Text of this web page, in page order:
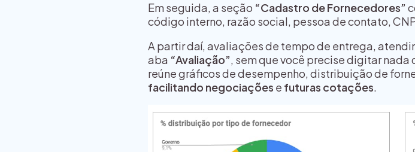
Em seguida, a seção “Cadastro de Fornecedores”
código interno, razão social, pessoa de contato,
A partir daí, avaliações de tempo de entrega,
aba “Avaliação”, sem que você precise digitar nada
reúne gráficos de desempenho, distribuição de
facilitando negociações e futuras cotações.